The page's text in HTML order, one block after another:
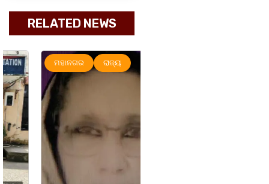
RELATED NEWS
ମହାନଗର ରାଜ୍ୟ